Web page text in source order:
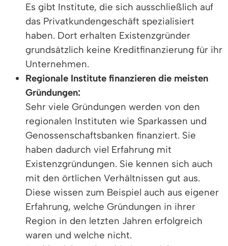
Es gibt Institute, die sich ausschließlich auf
das Privatkundengeschäft spezialisiert
haben. Dort erhalten Existenzgründer
grundsätzlich keine Kreditfinanzierung für ihr
Unternehmen.
Regionale Institute finanzieren die meisten
Gründungen:
Sehr viele Gründungen werden von den
regionalen Instituten wie Sparkassen und
Genossenschaftsbanken finanziert. Sie
haben dadurch viel Erfahrung mit
Existenzgründungen. Sie kennen sich auch
mit den örtlichen Verhältnissen gut aus.
Diese wissen zum Beispiel auch aus eigener
Erfahrung, welche Gründungen in ihrer
Region in den letzten Jahren erfolgreich
waren und welche nicht.